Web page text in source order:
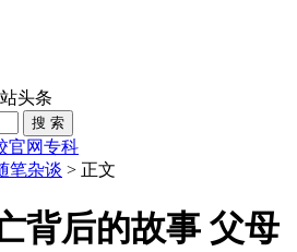
头条
官网专科
笔杂谈 > 正文
背后的故事 父母